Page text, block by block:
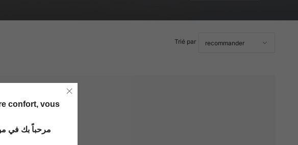
Trié par
confort, vous
مرحباً بك في